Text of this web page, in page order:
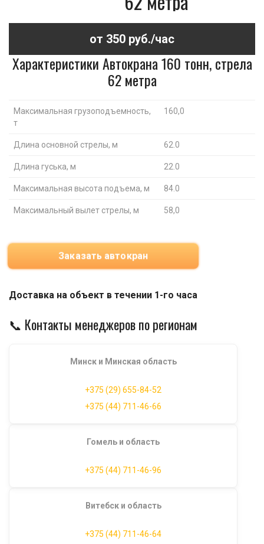
от 350 руб./час
Характеристики Автокрана 160 тонн, стрела
62 метра
Максимальная грузоподъемность,
т
160,0
Длина основной стрелы, м 62.0
Длина гуська, м 22.0
Максимальная высота подъема, м 84.0
Максимальный вылет стрелы, м 58,0
Заказать автокран
Доставка на объект в течении 1-го часа
📞 Контакты менеджеров по регионам
Минск и Минская область
+375 (29) 655-84-52
+375 (44) 711-46-66
Гомель и область
+375 (44) 711-46-96
Витебск и область
+375 (44) 711-46-64